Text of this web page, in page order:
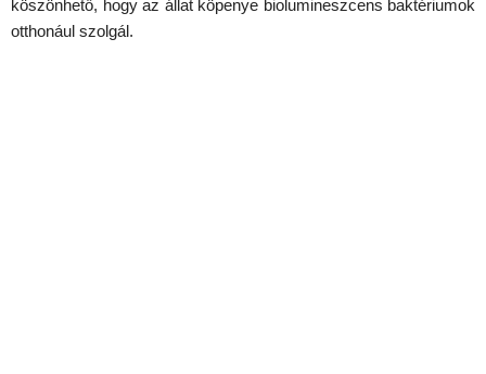
köszönhető, hogy az állat köpenye biolumineszcens baktériumok
otthonául szolgál.